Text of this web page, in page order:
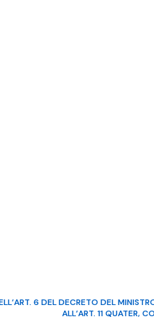
6 DEL DECRETO DEL
ALL’ART. 11 QUATER,